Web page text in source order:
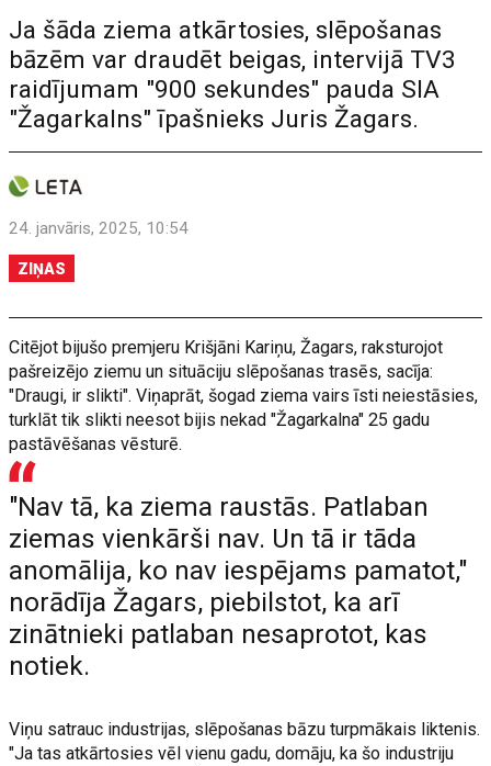
Ja šāda ziema atkārtosies, slēpošanas
bāzēm var draudēt beigas, intervijā TV3
raidījumam "900 sekundes" pauda SIA
"Žagarkalns" īpašnieks Juris Žagars.
24. janvāris, 2025, 10:54
ZIŅAS
Citējot bijušo premjeru Krišjāni Kariņu, Žagars, raksturojot
pašreizējo ziemu un situāciju slēpošanas trasēs, sacīja:
"Draugi, ir slikti". Viņaprāt, šogad ziema vairs īsti neiestāsies,
turklāt tik slikti neesot bijis nekad "Žagarkalna" 25 gadu
pastāvēšanas vēsturē.
"Nav tā, ka ziema raustās. Patlaban
ziemas vienkārši nav. Un tā ir tāda
anomālija, ko nav iespējams pamatot,"
norādīja Žagars, piebilstot, ka arī
zinātnieki patlaban nesaprotot, kas
notiek.
Viņu satrauc industrijas, slēpošanas bāzu turpmākais liktenis.
"Ja tas atkārtosies vēl vienu gadu, domāju, ka šo industriju